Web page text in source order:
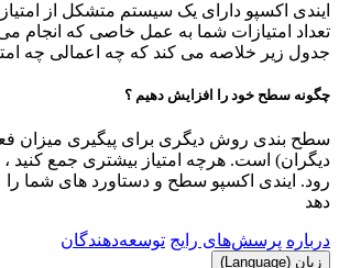
ایندی اکسپو دارای یک سیستم متشکل از
تعداد امتیازات شما به عمل خاصی که انجام
جدول زیر خلاصه می کند که چه اعمالی چه
چگونه سطح خود را افزایش دهیم ؟
سطح بندی روش دیگری برای پیگیری میزان
دیگران) است. هرچه امتیاز بیشتری جمع کنید
رود. ایندی اکسپو سطح و دستاورد های شما
دهد
درباره پرسش‌های رایج توسعه‌دهندگان
زبان (Language)